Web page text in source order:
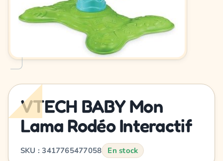
VTECH BABY Mon
Lama Rodéo Interactif
SKU : 3417765477058 En stock